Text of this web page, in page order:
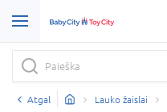
Atgal Lauko žaislai